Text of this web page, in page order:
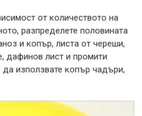
от количеството на
разпределете половината
и копър, листа от череши,
дафинов лист и промити
използвате копър чадъри,